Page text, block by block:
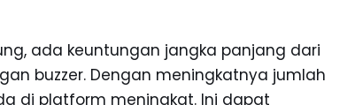
ada keuntungan jangka panjang dari
buzzer. Dengan meningkatnya jumlah
di platform meningkat. Ini dapat